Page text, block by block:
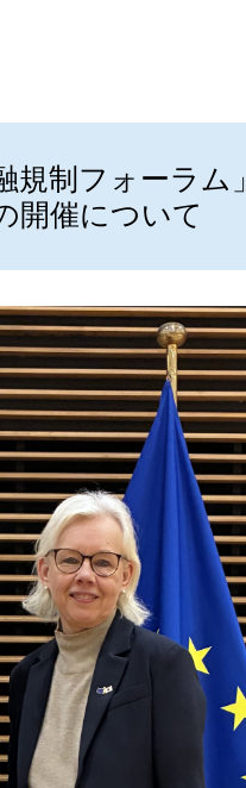
規制フォーラム」
開催について